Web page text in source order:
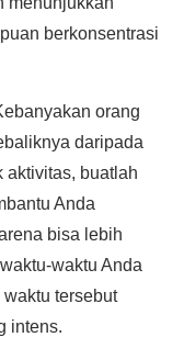
berkonsentrasi
orang
daripada
aktivitas, buatlah
Anda
bisa lebih
waktu Anda
tersebut
intens.